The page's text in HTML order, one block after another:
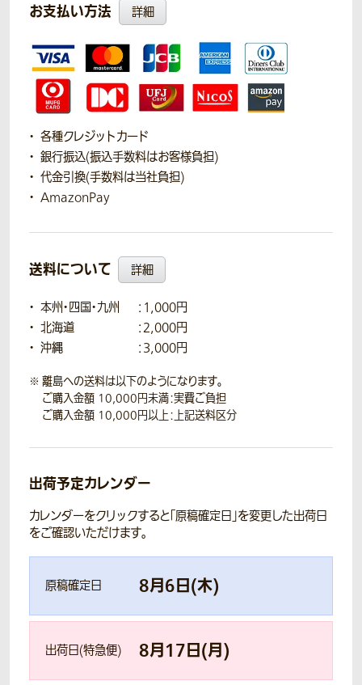
お支払い方法 詳細
各種クレジットカード
銀行振込(振込手数料はお客様負担)
代金引換(手数料は当社負担)
AmazonPay
送料について 詳細
本州・四国・九州
：1,000円
北海道
：2,000円
沖縄
：3,000円
離島への送料は以下のようになります。
ご購入金額 10,000円未満：実費ご負担
ご購入金額 10,000円以上：上記送料区分
出荷予定カレンダー
カレンダーをクリックすると「原稿確定日」を変更した出荷日
をご確認いただけます。
原稿確定日 8月6日(木)
出荷日(特急便) 8月17日(月)